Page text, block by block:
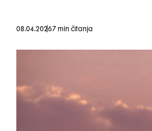
08.04.20267 min čitanja